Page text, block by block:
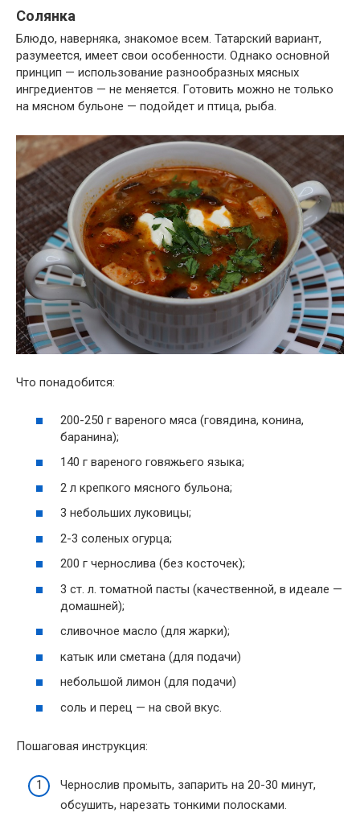
Солянка
Блюдо, наверняка, знакомое всем. Татарский вариант,
разумеется, имеет свои особенности. Однако основной
принцип — использование разнообразных мясных
ингредиентов — не меняется. Готовить можно не только
на мясном бульоне — подойдет и птица, рыба.
Что понадобится:
200-250 г вареного мяса (говядина, конина,
баранина);
140 г вареного говяжьего языка;
2 л крепкого мясного бульона;
3 небольших луковицы;
2-3 соленых огурца;
200 г чернослива (без косточек);
3 ст. л. томатной пасты (качественной, в идеале —
домашней);
сливочное масло (для жарки);
катык или сметана (для подачи)
небольшой лимон (для подачи)
соль и перец — на свой вкус.
Пошаговая инструкция:
Чернослив промыть, запарить на 20-30 минут,
обсушить, нарезать тонкими полосками.